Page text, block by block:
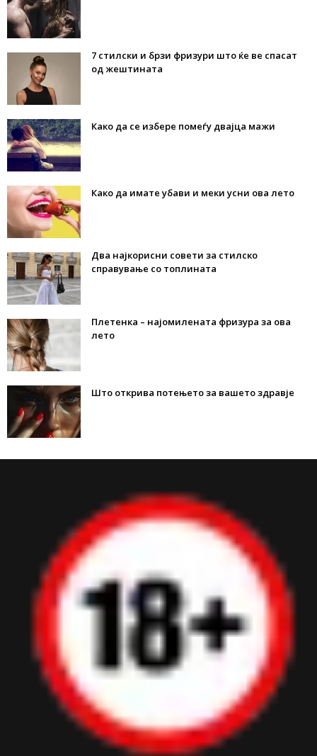
7 стилски и брзи фризури што ќе ве спасат
од жештината
Како да се избере помеѓу двајца мажи
Како да имате убави и меки усни ова лето
Два најкорисни совети за стилско
справување со топлината
Плетенка – најомилената фризура за ова
лето
Што открива потењето за вашето здравје